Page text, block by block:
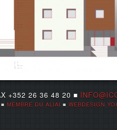
+352 26 36 48 20 ■
MEMBRE DU ALIAI ■ WEBDESIGN